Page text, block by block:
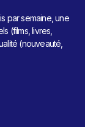
par semaine, une
(films, livres,
(nouveauté,